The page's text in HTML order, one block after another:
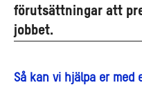
förutsättningar att
jobbet.
Så kan vi hjälpa er